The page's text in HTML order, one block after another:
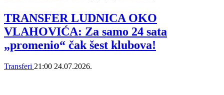
TRANSFER LUDNICA OKO
VLAHOVIĆA: Za samo 24 sata
„promenio“ čak šest klubova!
Transferi 21:00 24.07.2026.